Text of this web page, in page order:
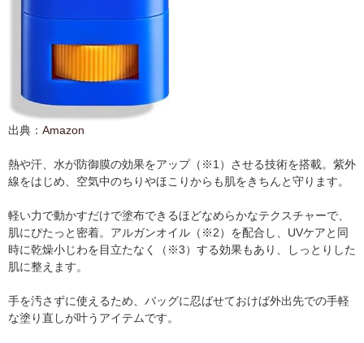
出典： Amazon
熱や汗、水が防御膜の効果をアップ（※1）させる技術を搭載。紫外
線をはじめ、空気中のちりやほこりからも肌をきちんと守ります。
軽い力で動かすだけで塗布できるほどなめらかなテクスチャーで、
肌にぴたっと密着。アルガンオイル（※2）を配合し、UVケアと同
時に乾燥小じわを目立たなく（※3）する効果もあり、しっとりした
肌に整えます。
手を汚さずに使えるため、バッグに忍ばせておけば外出先での手軽
な塗り直しが叶うアイテムです。